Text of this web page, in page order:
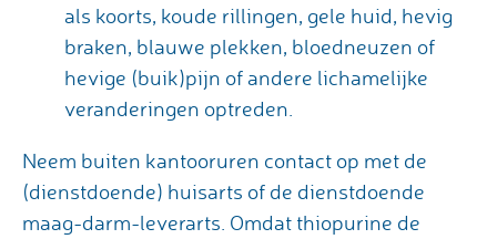
als koorts, koude rillingen, gele huid, hevig
braken, blauwe plekken, bloedneuzen of
hevige (buik)pijn of andere lichamelijke
veranderingen optreden.
Neem buiten kantooruren contact op met de
(dienstdoende) huisarts of de dienstdoende
maag-darm-leverarts. Omdat thiopurine de